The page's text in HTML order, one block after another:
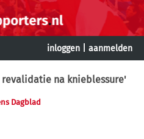
inloggen aanmelden
revalidatie na knieblessure'
Dagblad